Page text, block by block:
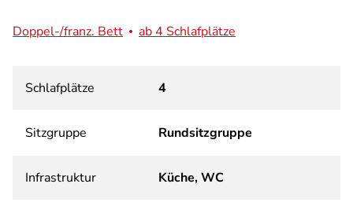
Doppel-/franz. Bett ab 4 Schlafplätze
Schlafplätze 4
Sitzgruppe Rundsitzgruppe
Infrastruktur Küche, WC